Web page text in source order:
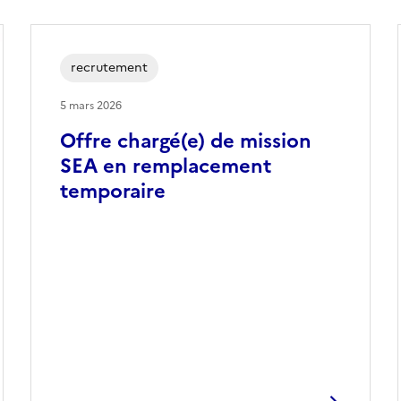
Offre chargé(e) de mission
SEA en remplacement
temporaire
recrutement
5 mars 2026